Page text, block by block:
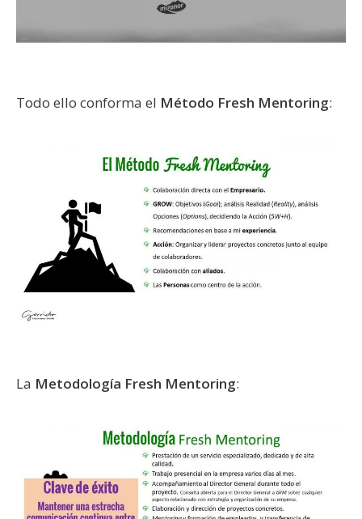
Todo ello conforma el Método Fresh Mentoring:
La Metodología Fresh Mentoring: